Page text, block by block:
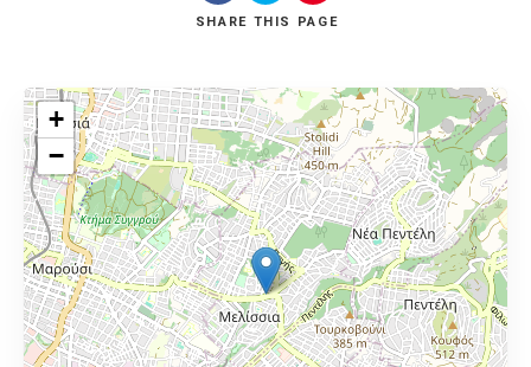
SHARE THIS PAGE
+
−